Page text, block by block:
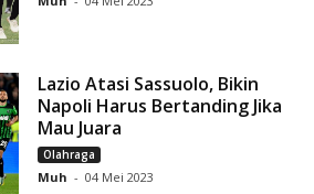
Lazio Atasi Sassuolo, Bikin
Napoli Harus Bertanding Jika
Mau Juara
Olahraga
Muh - 04 Mei 2023